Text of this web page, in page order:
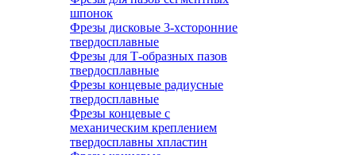
шпонок
Фрезы дисковые 3-хсторонние
твердосплавные
Фрезы для Т-образных пазов
твердосплавные
Фрезы концевые радиусные
твердосплавные
Фрезы концевые с
механическим креплением
твердосплавны хпластин